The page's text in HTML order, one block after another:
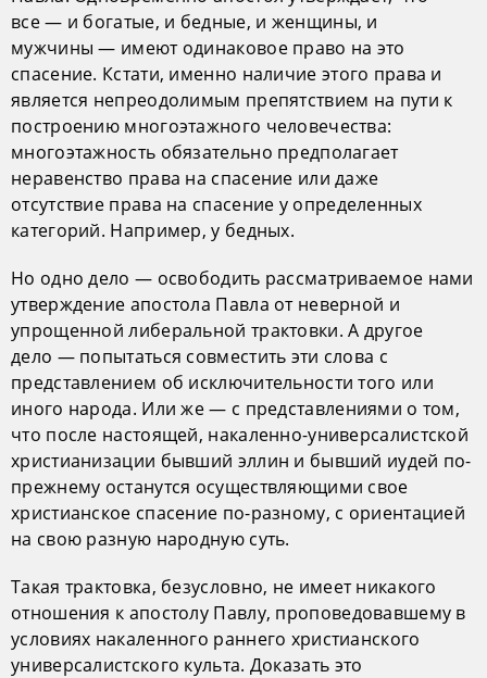
все — и богатые, и бедные, и женщины, и
мужчины — имеют одинаковое право на это
спасение. Кстати, именно наличие этого права и
является непреодолимым препятствием на пути к
построению многоэтажного человечества:
многоэтажность обязательно предполагает
неравенство права на спасение или даже
отсутствие права на спасение у определенных
категорий. Например, у бедных.
Но одно дело — освободить рассматриваемое нами
утверждение апостола Павла от неверной и
упрощенной либеральной трактовки. А другое
дело — попытаться совместить эти слова с
представлением об исключительности того или
иного народа. Или же — с представлениями о том,
что после настоящей, накаленно-универсалистской
христианизации бывший эллин и бывший иудей по-
прежнему останутся осуществляющими свое
христианское спасение по-разному, с ориентацией
на свою разную народную суть.
Такая трактовка, безусловно, не имеет никакого
отношения к апостолу Павлу, проповедовавшему в
условиях накаленного раннего христианского
универсалистского культа. Доказать это